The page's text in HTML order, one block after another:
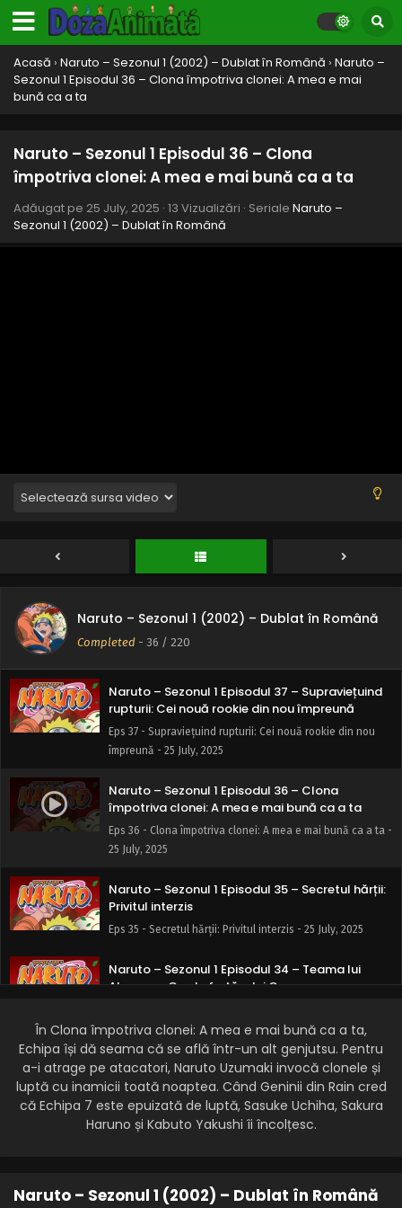
Acasă › Naruto – Sezonul 1 (2002) – Dublat în Română › Naruto –
Sezonul 1 Episodul 36 – Clona împotriva clonei: A mea e mai
bună ca a ta
Naruto – Sezonul 1 Episodul 36 – Clona
împotriva clonei: A mea e mai bună ca a ta
Adăugat pe 25 July, 2025 · 13 Vizualizări · Seriale Naruto –
Sezonul 1 (2002) – Dublat în Română
Naruto – Sezonul 1 (2002) – Dublat în Română
Completed - 36 / 220
Naruto – Sezonul 1 Episodul 44 – Akamaru
dezlănțuit: Cine este cel mai tare căine?
Eps 44 - Akamaru dezlănțuit: Cine este cel mai tare căine?
ucigașul și speriatul de Shikamaru
Eps 43 - Kunoichi ucigașul și speriatul de Shikamaru - 26
Naruto – Sezonul 1 Episodul 42 – Lupta finală:
Naruto – Sezonul 1 Episodul 39 – Gelozia lui
fără lesă - 25 July, 2025
gașca: Eliminare mortală bruscă
Naruto – Sezonul 1 Episodul 37 – Supraviețuind
rupturii: Cei nouă rookie din nou împreună
Eps 37 - Supraviețuind rupturii: Cei nouă rookie din nou
împreună - 25 July, 2025
Naruto – Sezonul 1 Episodul 36 – Clona
împotriva clonei: A mea e mai bună ca a ta
Eps 36 - Clona împotriva clonei: A mea e mai bună ca a ta -
25 July, 2025
Naruto – Sezonul 1 Episodul 35 – Secretul hărții:
Privitul interzis
Eps 35 - Secretul hărții: Privitul interzis - 25 July, 2025
Naruto – Sezonul 1 Episodul 34 – Teama lui
Akamaru: Cruda forță a lui Gaara
July, 2025
Naruto – Sezonul 1 Episodul 33 – Lupta în
formație: Ino-Shika-Cho
Eps 33 - Lupta în formație: Ino-Shika-Cho - 25 July, 2025
Eps 32 - Sakura înflorește - 25 July, 2025
În Clona împotriva clonei: A mea e mai bună ca a ta,
Echipa își dă seama că se află într-un alt genjutsu. Pentru
a-i atrage pe atacatori, Naruto Uzumaki invocă clonele și
luptă cu inamicii toată noaptea. Când Geninii din Rain cred
că Echipa 7 este epuizată de luptă, Sasuke Uchiha, Sakura
Haruno și Kabuto Yakushi îi încolțesc.
Naruto – Sezonul 1 (2002) – Dublat în Română